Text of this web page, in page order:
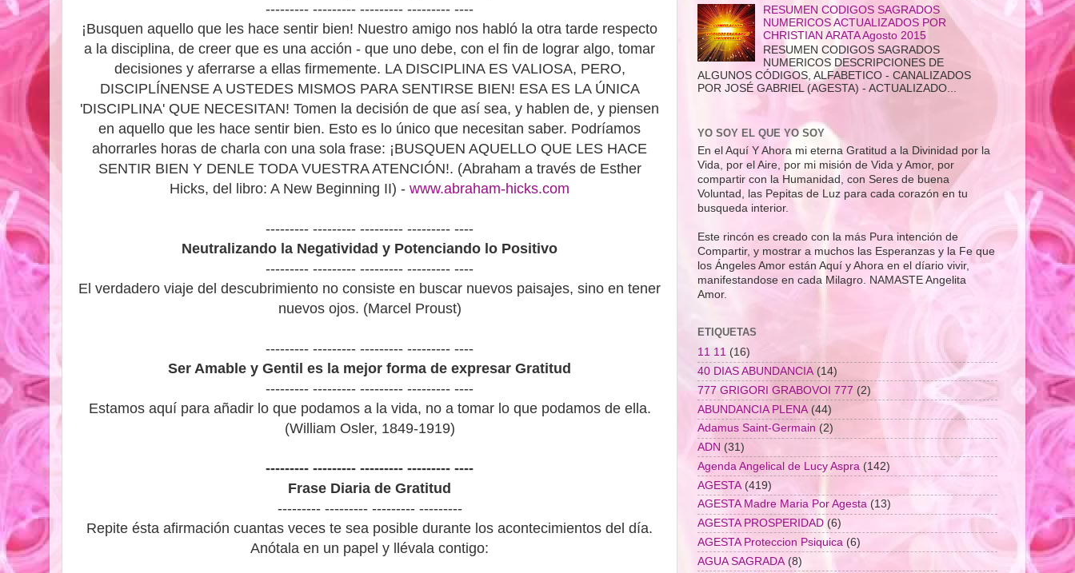
--------- --------- --------- --------- ----
¡Busquen aquello que les hace sentir bien! Nuestro amigo nos habló la otra tarde respecto
a la disciplina, de creer que es una acción - que uno debe, con el fin de lograr algo, tomar
decisiones y aferrarse a ellas firmemente. LA DISCIPLINA ES VALIOSA, PERO,
DISCIPLÍNENSE A USTEDES MISMOS PARA SENTIRSE BIEN! ESA ES LA ÚNICA
'DISCIPLINA' QUE NECESITAN! Tomen la decisión de que así sea, y hablen de, y piensen
en aquello que les hace sentir bien. Esto es lo único que necesitan saber. Podríamos
ahorrarles horas de charla con una sola frase: ¡BUSQUEN AQUELLO QUE LES HACE
SENTIR BIEN Y DENLE TODA VUESTRA ATENCIÓN!. (Abraham a través de Esther
Hicks, del libro: A New Beginning II) - www.abraham-hicks.com
--------- --------- --------- --------- ----
Neutralizando la Negatividad y Potenciando lo Positivo
--------- --------- --------- --------- ----
El verdadero viaje del descubrimiento no consiste en buscar nuevos paisajes, sino en tener
nuevos ojos. (Marcel Proust)
--------- --------- --------- --------- ----
Ser Amable y Gentil es la mejor forma de expresar Gratitud
--------- --------- --------- --------- ----
Estamos aquí para añadir lo que podamos a la vida, no a tomar lo que podamos de ella.
(William Osler, 1849-1919)
--------- --------- --------- --------- ----
Frase Diaria de Gratitud
--------- --------- --------- ---------
Repite ésta afirmación cuantas veces te sea posible durante los acontecimientos del día.
Anótala en un papel y llévala contigo:
RESUMEN CODIGOS SAGRADOS
NUMERICOS ACTUALIZADOS POR
CHRISTIAN ARATA Agosto 2015
RESUMEN CODIGOS SAGRADOS
NUMERICOS DESCRIPCIONES DE
ALGUNOS CÓDIGOS, ALFABETICO - CANALIZADOS
POR JOSÉ GABRIEL (AGESTA) - ACTUALIZADO...
YO SOY EL QUE YO SOY
En el Aquí Y Ahora mi eterna Gratitud a la Divinidad por la
Vida, por el Aire, por mi misión de Vida y Amor, por
compartir con la Humanidad, con Seres de buena
Voluntad, las Pepitas de Luz para cada corazón en tu
busqueda interior.
Este rincón es creado con la más Pura intención de
Compartir, y mostrar a muchos las Esperanzas y la Fe que
los Ángeles Amor están Aquí y Ahora en el díario vivir,
manifestandose en cada Milagro. NAMASTE Angelita
Amor.
ETIQUETAS
11 11 (16)
40 DIAS ABUNDANCIA (14)
777 GRIGORI GRABOVOI 777 (2)
ABUNDANCIA PLENA (44)
Adamus Saint-Germain (2)
ADN (31)
Agenda Angelical de Lucy Aspra (142)
AGESTA (419)
AGESTA Madre Maria Por Agesta (13)
AGESTA PROSPERIDAD (6)
AGESTA Proteccion Psiquica (6)
AGUA SAGRADA (8)